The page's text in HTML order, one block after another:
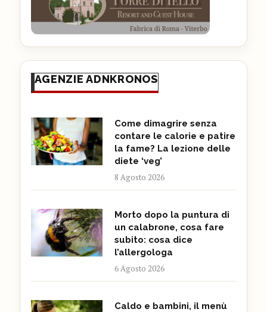
AGENZIE ADNKRONOS
Come dimagrire senza
contare le calorie e patire
la fame? La lezione delle
diete ‘veg’
8 Agosto 2026
Morto dopo la puntura di
un calabrone, cosa fare
subito: cosa dice
l’allergologa
6 Agosto 2026
Caldo e bambini, il menù